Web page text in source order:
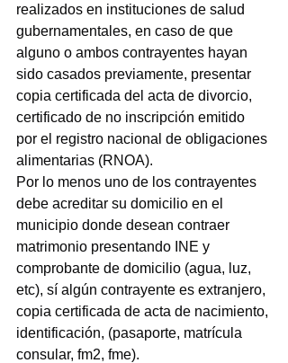
realizados en instituciones de salud
gubernamentales, en caso de que
alguno o ambos contrayentes hayan
sido casados previamente, presentar
copia certificada del acta de divorcio,
certificado de no inscripción emitido
por el registro nacional de obligaciones
alimentarias (RNOA).
Por lo menos uno de los contrayentes
debe acreditar su domicilio en el
municipio donde desean contraer
matrimonio presentando INE y
comprobante de domicilio (agua, luz,
etc), sí algún contrayente es extranjero,
copia certificada de acta de nacimiento,
identificación, (pasaporte, matrícula
consular, fm2, fme).